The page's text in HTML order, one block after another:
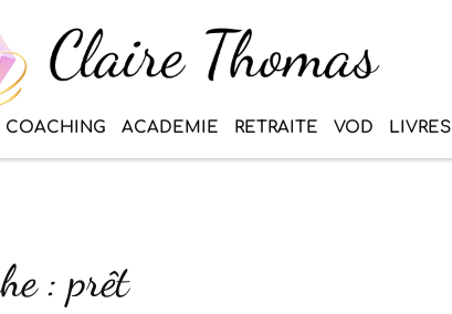
COACHING ACADEMIE RETRAITE VOD LIVRES
: prêt